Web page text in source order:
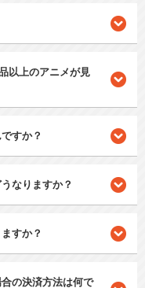
以上のアニメが見
すか？
なりますか？
すか？
の決済方法は何で